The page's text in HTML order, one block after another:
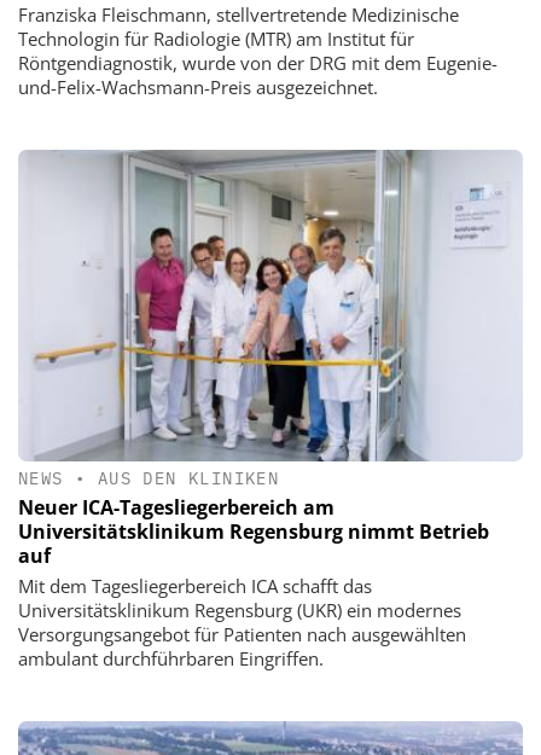
Franziska Fleischmann, stellvertretende Medizinische
Technologin für Radiologie (MTR) am Institut für
Röntgendiagnostik, wurde von der DRG mit dem Eugenie-
und-Felix-Wachsmann-Preis ausgezeichnet.
NEWS • AUS DEN KLINIKEN
Neuer ICA-Tagesliegerbereich am
Universitätsklinikum Regensburg nimmt Betrieb
auf
Mit dem Tagesliegerbereich ICA schafft das
Universitätsklinikum Regensburg (UKR) ein modernes
Versorgungsangebot für Patienten nach ausgewählten
ambulant durchführbaren Eingriffen.